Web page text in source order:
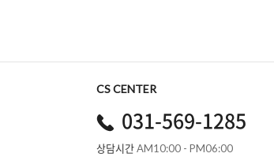
CS CENTER
031-569-1285
상담시간AM10:00 - PM06:00